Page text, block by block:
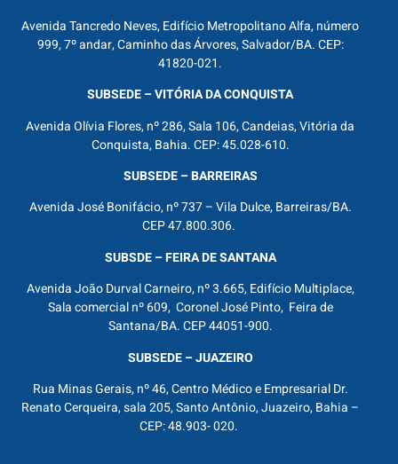
Avenida Tancredo Neves, Edifício Metropolitano Alfa, número
999, 7º andar, Caminho das Árvores, Salvador/BA. CEP:
41820-021.
SUBSEDE – VITÓRIA DA CONQUISTA
Avenida Olívia Flores, nº 286, Sala 106, Candeias, Vitória da
Conquista, Bahia. CEP: 45.028-610.
SUBSEDE – BARREIRAS
Avenida José Bonifácio, nº 737 – Vila Dulce, Barreiras/BA.
CEP 47.800.306.
SUBSDE – FEIRA DE SANTANA
Avenida João Durval Carneiro, nº 3.665, Edifício Multiplace,
Sala comercial nº 609, Coronel José Pinto, Feira de
Santana/BA. CEP 44051-900.
SUBSEDE – JUAZEIRO
Rua Minas Gerais, nº 46, Centro Médico e Empresarial Dr.
Renato Cerqueira, sala 205, Santo Antônio, Juazeiro, Bahia –
CEP: 48.903- 020.